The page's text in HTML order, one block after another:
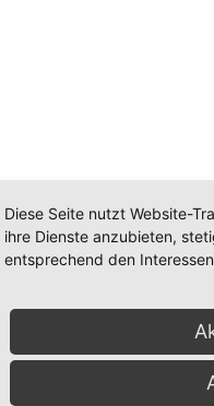
fac. Größe:
Diese Seite nutzt Website-
ihre Dienste anzubieten,
entsprechend den